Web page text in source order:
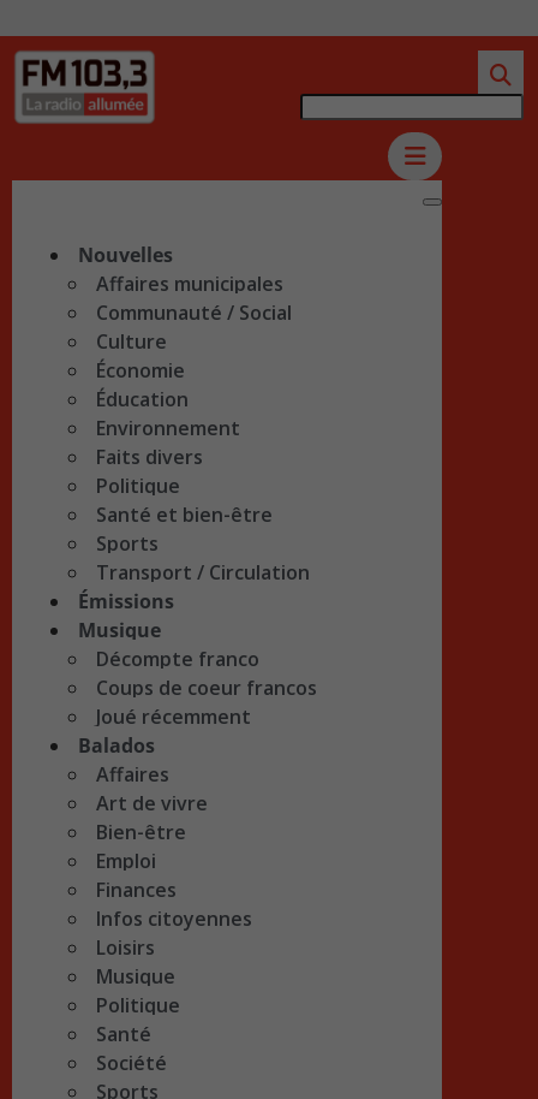
Nouvelles
Affaires municipales
Communauté / Social
Culture
Économie
Éducation
Environnement
Faits divers
Politique
Santé et bien-être
Sports
Transport / Circulation
Émissions
Musique
Décompte franco
Coups de coeur francos
Joué récemment
Balados
Affaires
Art de vivre
Bien-être
Emploi
Finances
Infos citoyennes
Loisirs
Musique
Politique
Santé
Société
Sports